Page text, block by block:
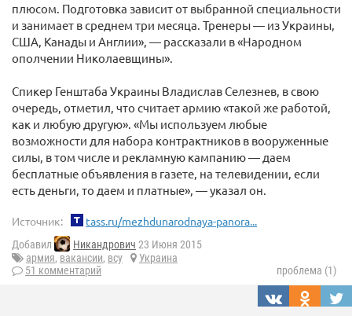
плюсом. Подготовка зависит от выбранной специальности
и занимает в среднем три месяца. Тренеры — из Украины,
США, Канады и Англии», — рассказали в «Народном
ополчении Николаевщины».
Спикер Генштаба Украины Владислав Селезнев, в свою
очередь, отметил, что считает армию «такой же работой,
как и любую другую». «Мы используем любые
возможности для набора контрактников в вооруженные
силы, в том числе и рекламную кампанию — даем
бесплатные объявления в газете, на телевидении, если
есть деньги, то даем и платные», — указал он.
Источник: tass.ru/mezhdunarodnaya-panora...
Добавил Никандрович 23 Июня 2015
армия, вакансии, всу
Украина
51 комментарий
проблема (1)